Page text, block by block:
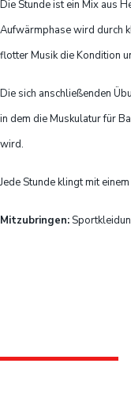
Die Stunde ist ein Mix aus
Aufwärmphase wird durch
flotter Musik die Kondition
Die sich anschließenden
in dem die Muskulatur für
wird.
Jede Stunde klingt mit
Mitzubringen: